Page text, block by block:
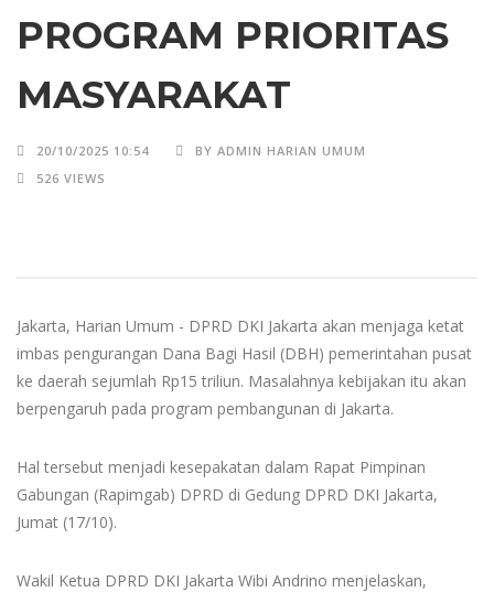
PROGRAM PRIORITAS
MASYARAKAT
20/10/2025 10:54
BY ADMIN HARIAN UMUM
526 VIEWS
Jakarta, Harian Umum - DPRD DKI Jakarta akan menjaga ketat
imbas pengurangan Dana Bagi Hasil (DBH) pemerintahan pusat
ke daerah sejumlah Rp15 triliun. Masalahnya kebijakan itu akan
berpengaruh pada program pembangunan di Jakarta.
Hal tersebut menjadi kesepakatan dalam Rapat Pimpinan
Gabungan (Rapimgab) DPRD di Gedung DPRD DKI Jakarta,
Jumat (17/10).
Wakil Ketua DPRD DKI Jakarta Wibi Andrino menjelaskan,